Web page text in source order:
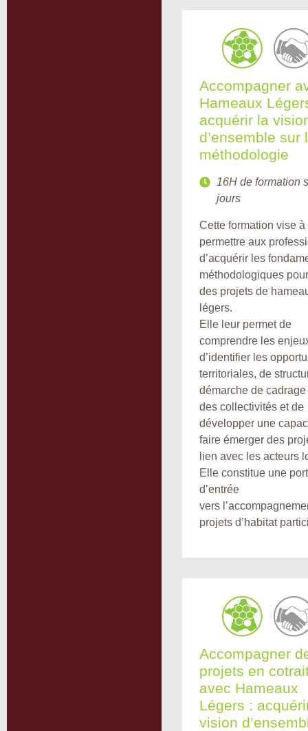
Accompagner
Hameaux
acquérir la
d’ensemble sur
méthodologie
16H de formation
jours
Cette formation vise à
permettre aux
d’acquérir les
méthodologiques
des projets de
légers.
Elle leur permet de
comprendre les
d’identifier les
territoriales, de
démarche de
des collectivités et de
développer une
faire émerger des
lien avec les acteurs
Elle constitue une
d’entrée
vers
projets d’habitat
Accompagner
projets en
avec Hameaux
Légers :
vision